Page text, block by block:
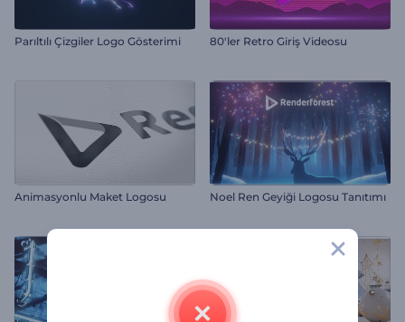
Parıltılı Çizgiler Logo Gösterimi 80'ler Retro Giriş Videosu
Animasyonlu Maket Logosu Noel Ren Geyiği Logosu Tanıtımı